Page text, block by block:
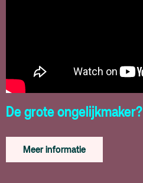
De grote ongelijkmaker?
Meer informatie